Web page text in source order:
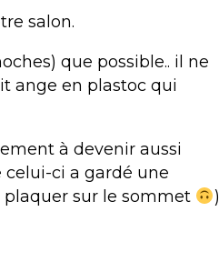
salon.
que possible.. il ne
ange en plastoc qui
à devenir aussi
celui-ci a gardé une
plaquer sur le sommet
)